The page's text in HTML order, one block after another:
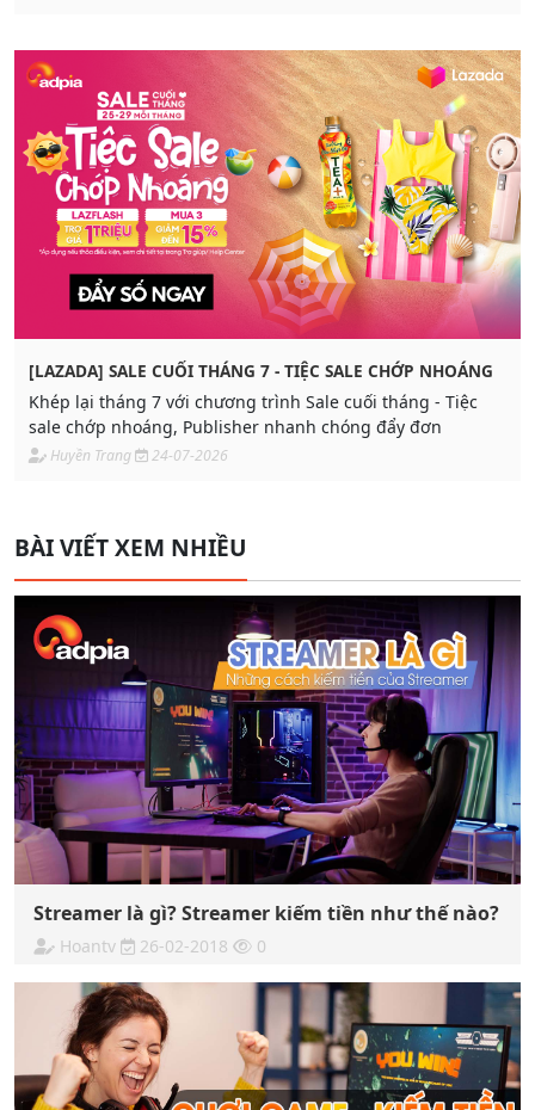
[LAZADA] SALE CUỐI THÁNG 7 - TIỆC SALE CHỚP NHOÁNG
Khép lại tháng 7 với chương trình Sale cuối tháng - Tiệc
sale chớp nhoáng, Publisher nhanh chóng đẩy đơn
Huyền Trang 24-07-2026
BÀI VIẾT XEM NHIỀU
Streamer là gì? Streamer kiếm tiền như thế nào?
Hoantv 26-02-2018 0